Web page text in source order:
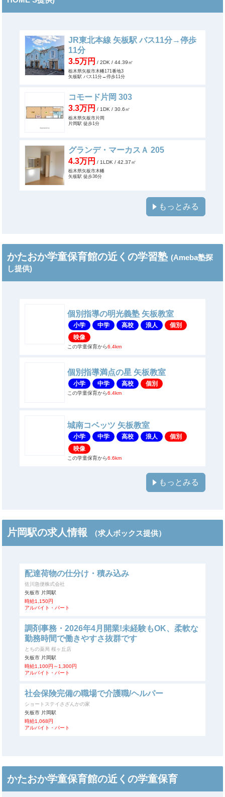
JR東北本線 矢板駅 バス11分→停歩
11分
3.5万円 / 2DK / 44.39㎡
栃木県矢板市木幡171番地3
矢板駅 バス11分→停歩11分
コモード片岡 303
3.3万円 / 1DK / 30.6㎡
栃木県矢板市片岡
片岡駅 徒歩1分
グランデ・マーカスＡ 205
4.3万円 / 1LDK / 42.37㎡
栃木県矢板市木幡
矢板駅 徒歩36分
もっとみる
かたおか学童保育館の近くの学習塾 (Ameba塾探
し提供)
個別指導の明光義塾 矢板教室
小学 中学 高校 浪人
個別
映像
この学童保育から6.4km
個別指導満点の星 矢板教室
小学 中学 高校 個別
この学童保育から6.4km
城南コベッツ 矢板教室
小学 中学 高校 浪人
個別
映像
この学童保育から6.6km
もっとみる
片岡駅の求人情報 （求人ボックス提供）
配達荷物の仕分け・積み込み
佐川急便株式会社
矢板市 片岡駅
時給1,150円
アルバイト・パート
調剤事務・2026年4月開業!未経験もOK、柔軟な
勤務時間で働きやすさ抜群です
とちの薬局 桜ヶ丘店
矢板市 片岡駅
時給1,100円～1,300円
アルバイト・パート
社会保険完備の職場で介護職/ヘルパー
ショートステイさざんかの家
矢板市 片岡駅
時給1,068円
アルバイト・パート
かたおか学童保育館の近くの学童保育